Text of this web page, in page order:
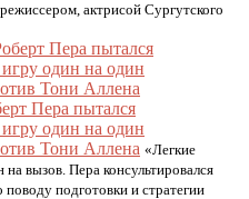
актрисой Сургутского
Пера пытался
один на один
Тони Аллена «Легкие
вызов. Пера консультировался
подготовки и стратегии